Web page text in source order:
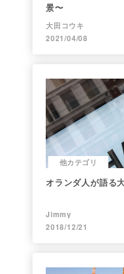
景〜
大田コウキ
2021/04/08
他カテゴリ
オランダ人が語る
Jimmy
2018/12/21